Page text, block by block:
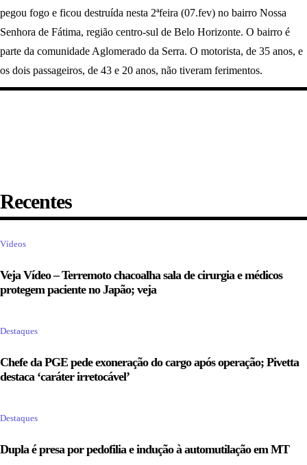
pegou fogo e ficou destruída nesta 2ªfeira (07.fev) no bairro Nossa
Senhora de Fátima, região centro-sul de Belo Horizonte. O bairro é
parte da comunidade Aglomerado da Serra. O motorista, de 35 anos, e
os dois passageiros, de 43 e 20 anos, não tiveram ferimentos.
Recentes
Vídeos
Veja Vídeo – Terremoto chacoalha sala de cirurgia e médicos
protegem paciente no Japão; veja
Destaques
Chefe da PGE pede exoneração do cargo após operação; Pivetta
destaca ‘caráter irretocável’
Destaques
Dupla é presa por pedofilia e indução à automutilação em MT